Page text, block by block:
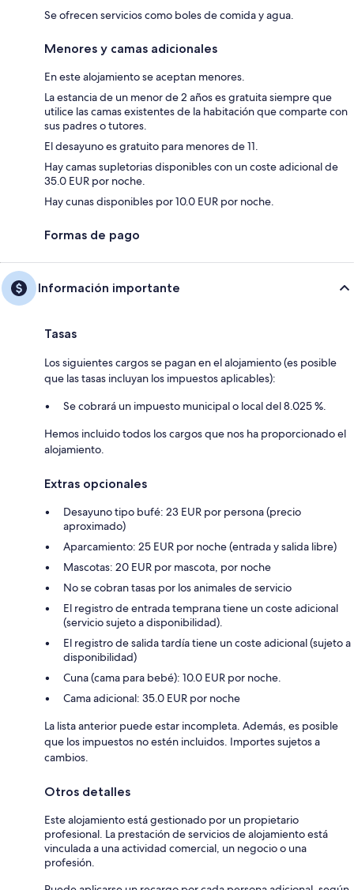
Se ofrecen servicios como boles de comida y agua.
Menores y camas adicionales
En este alojamiento se aceptan menores.
La estancia de un menor de 2 años es gratuita siempre que
utilice las camas existentes de la habitación que comparte con
sus padres o tutores.
El desayuno es gratuito para menores de 11.
Hay camas supletorias disponibles con un coste adicional de
35.0 EUR por noche.
Hay cunas disponibles por 10.0 EUR por noche.
Formas de pago
Información importante
Tasas
Los siguientes cargos se pagan en el alojamiento (es posible
que las tasas incluyan los impuestos aplicables):
Se cobrará un impuesto municipal o local del 8.025 %.
Hemos incluido todos los cargos que nos ha proporcionado el
alojamiento.
Extras opcionales
Desayuno tipo bufé: 23 EUR por persona (precio
aproximado)
Aparcamiento: 25 EUR por noche (entrada y salida libre)
Mascotas: 20 EUR por mascota, por noche
No se cobran tasas por los animales de servicio
El registro de entrada temprana tiene un coste adicional
(servicio sujeto a disponibilidad).
El registro de salida tardía tiene un coste adicional (sujeto a
disponibilidad)
Cuna (cama para bebé): 10.0 EUR por noche.
Cama adicional: 35.0 EUR por noche
La lista anterior puede estar incompleta. Además, es posible
que los impuestos no estén incluidos. Importes sujetos a
cambios.
Otros detalles
Este alojamiento está gestionado por un propietario
profesional. La prestación de servicios de alojamiento está
vinculada a una actividad comercial, un negocio o una
profesión.